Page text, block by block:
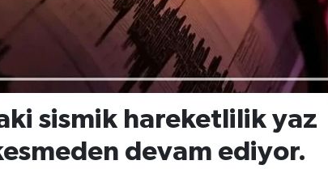
sismik hareketlilik yaz
devam ediyor.